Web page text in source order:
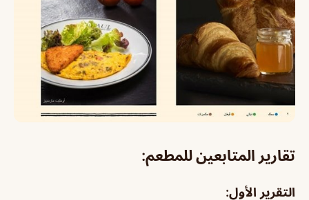
تقارير المتابعين للمطعم:
التقرير الأول: